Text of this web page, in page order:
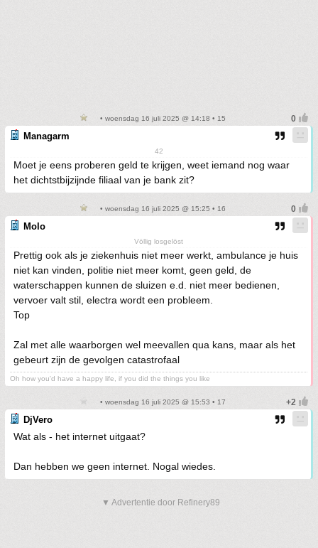
• woensdag 16 juli 2025 @ 14:18 • 15
Managarm
42
Moet je eens proberen geld te krijgen, weet iemand nog waar
het dichtstbijzijnde filiaal van je bank zit?
• woensdag 16 juli 2025 @ 15:25 • 16
Molo
Völlig losgelöst
Prettig ook als je ziekenhuis niet meer werkt, ambulance je huis
niet kan vinden, politie niet meer komt, geen geld, de
waterschappen kunnen de sluizen e.d. niet meer bedienen,
vervoer valt stil, electra wordt een probleem.
Top
Zal met alle waarborgen wel meevallen qua kans, maar als het
gebeurt zijn de gevolgen catastrofaal
Oh how you'd have a happy life, if you did the things you like
• woensdag 16 juli 2025 @ 15:53 • 17
DjVero
Wat als - het internet uitgaat?
Dan hebben we geen internet. Nogal wiedes.
▼ Advertentie door Refinery89